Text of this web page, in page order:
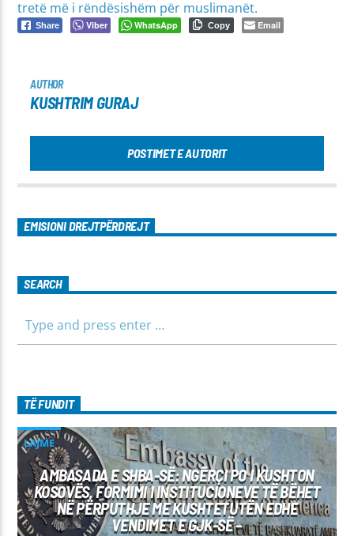
tretë më i rëndësishëm për muslimanët.
Share Viber WhatsApp Copy Email
AUTHOR
KUSHTRIM GURAJ
POSTIMET E AUTORIT
EMISIONI DREJTPËRDREJT
SEARCH
TË FUNDIT
LAJME
AMBASADA E SHBA-SË: NGËRÇI PO I KUSHTON
KOSOVËS, FORMIMI I INSTITUCIONEVE TË BËHET
NË PËRPUTHJE ME KUSHTETUTËN EDHE
VENDIMET E GJK-SË –